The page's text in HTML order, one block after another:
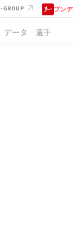
GROUP ブン
データ 選手